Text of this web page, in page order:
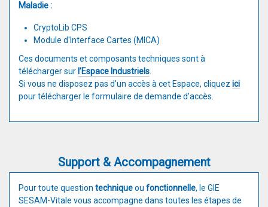
Maladie :
CryptoLib CPS
Module d'Interface Cartes (MICA)
Ces documents et composants techniques sont à
télécharger sur l’Espace Industriels
Si vous ne disposez pas d’un accès à cet Espace, cliquez ici
pour télécharger le formulaire de demande d’accès.
Support & Accompagnement
Pour toute question techniqueou fonctionnelle, le GIE
SESAM-Vitale vous accompagne dans toutes les étapes de